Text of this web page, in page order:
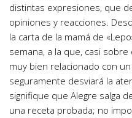
distintas expresiones, que
opiniones y reacciones.
la carta de la mamá de
semana, a la que, casi
muy bien relacionado con
seguramente desviará la
signifique que Alegre salga
una receta probada; no